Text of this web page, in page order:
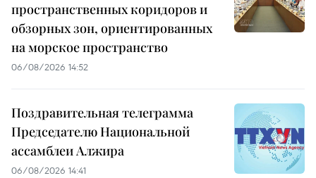
пространственных коридоров и
обзорных зон, ориентированных
на морское пространство
06/08/2026 14:52
Поздравительная телеграмма
Председателю Национальной
ассамблеи Алжира
06/08/2026 14:41